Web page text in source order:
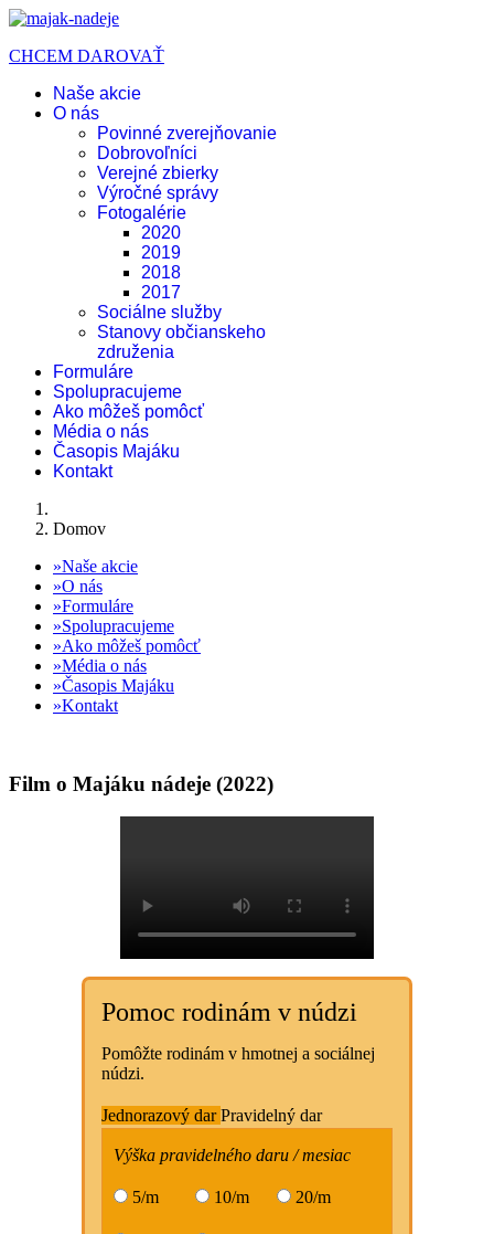
CHCEM DAROVAŤ
Naše akcie
O nás
Povinné zverejňovanie
Dobrovoľníci
Verejné zbierky
Výročné správy
Fotogalérie
2020
2019
2018
2017
Sociálne služby
Stanovy občianskeho
združenia
Formuláre
Spolupracujeme
Ako môžeš pomôcť
Média o nás
Časopis Majáku
Kontakt
Domov
Naše akcie
O nás
Formuláre
Spolupracujeme
Ako môžeš pomôcť
Média o nás
Časopis Majáku
Kontakt
Film o Majáku nádeje (2022)